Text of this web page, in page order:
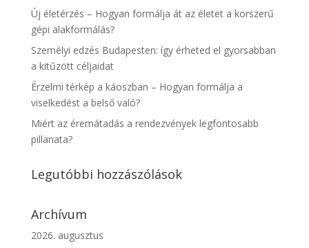
Új életérzés – Hogyan formálja át az életet a korszerű
gépi alakformálás?
Személyi edzés Budapesten: így érheted el gyorsabban
a kitűzött céljaidat
Érzelmi térkép a káoszban – Hogyan formálja a
viselkedést a belső való?
Miért az éremátadás a rendezvények legfontosabb
pillanata?
Legutóbbi hozzászólások
Archívum
2026. augusztus